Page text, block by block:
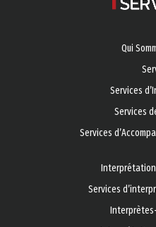
Qui
Services
Services
Services
Services